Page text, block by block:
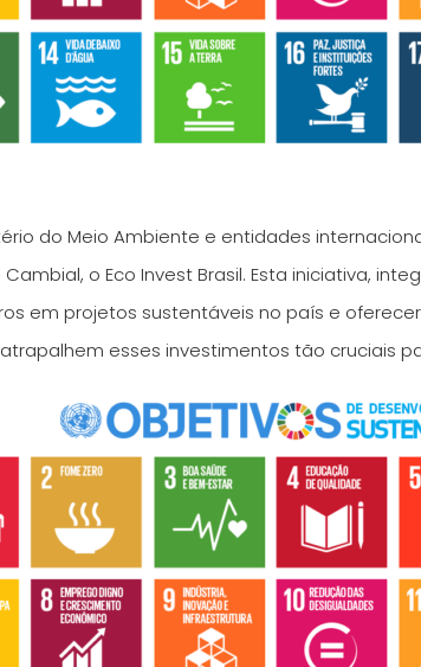
do Meio Ambiente e entidades
o Eco Invest Brasil. Esta iniciativa,
em projetos sustentáveis no país e
esses investimentos tão cruciais